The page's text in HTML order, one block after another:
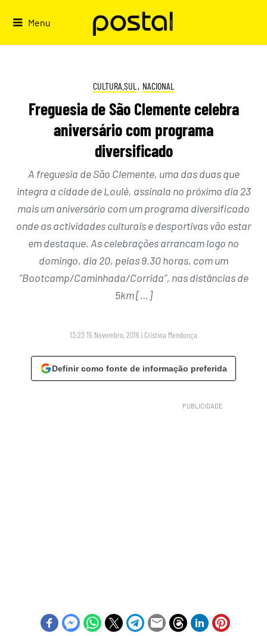
Menu
CULTURA.SUL , NACIONAL
Freguesia de São Clemente celebra
aniversário com programa
diversificado
A freguesia de São Clemente, uma das duas que
integra a cidade de Loulé, assinala no próximo dia 23
mais um aniversário com um programa diversificado
onde as actividades culturais e desportivas vão estar
em destaque. As celebrações arrancam logo no
domingo, dia 20, pelas 9.30 horas, com um
“Bootcamp/Caminhada/Corrida”, nas distâncias de
5km […]
13:23 15 Novembro, 2016 | Cristina Mendonça
Definir como fonte de informação preferida